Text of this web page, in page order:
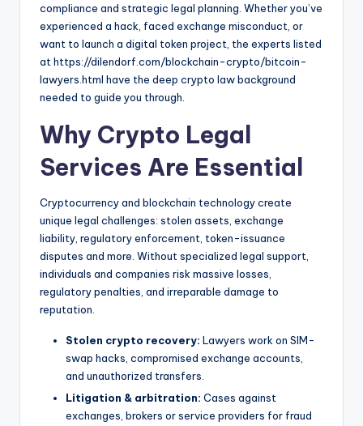
compliance and strategic legal planning. Whether you’ve
experienced a hack, faced exchange misconduct, or
want to launch a digital token project, the experts listed
at https://dilendorf.com/blockchain-crypto/bitcoin-
lawyers.html have the deep crypto law background
needed to guide you through.
Why Crypto Legal
Services Are Essential
Cryptocurrency and blockchain technology create
unique legal challenges: stolen assets, exchange
liability, regulatory enforcement, token-issuance
disputes and more. Without specialized legal support,
individuals and companies risk massive losses,
regulatory penalties, and irreparable damage to
reputation.
Stolen crypto recovery: Lawyers work on SIM-
swap hacks, compromised exchange accounts,
and unauthorized transfers.
Litigation & arbitration: Cases against
exchanges, brokers or service providers for fraud